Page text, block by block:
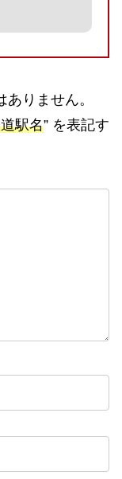
りません。
駅名” を表記す